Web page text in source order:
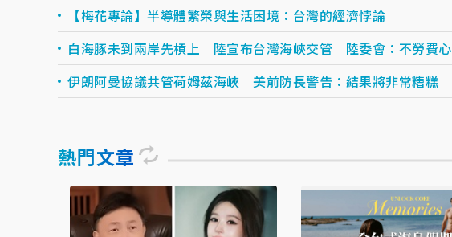
【梅花專論】半導體繁榮與生活困境：台灣的經濟悖論
白海豚未到兩岸先槓上 陸宣布台灣海峽交管 陸委會：不勞費心
伊朗阿曼協議共管荷姆茲海峽 美前防長警告：結果將非常糟糕
熱門文章